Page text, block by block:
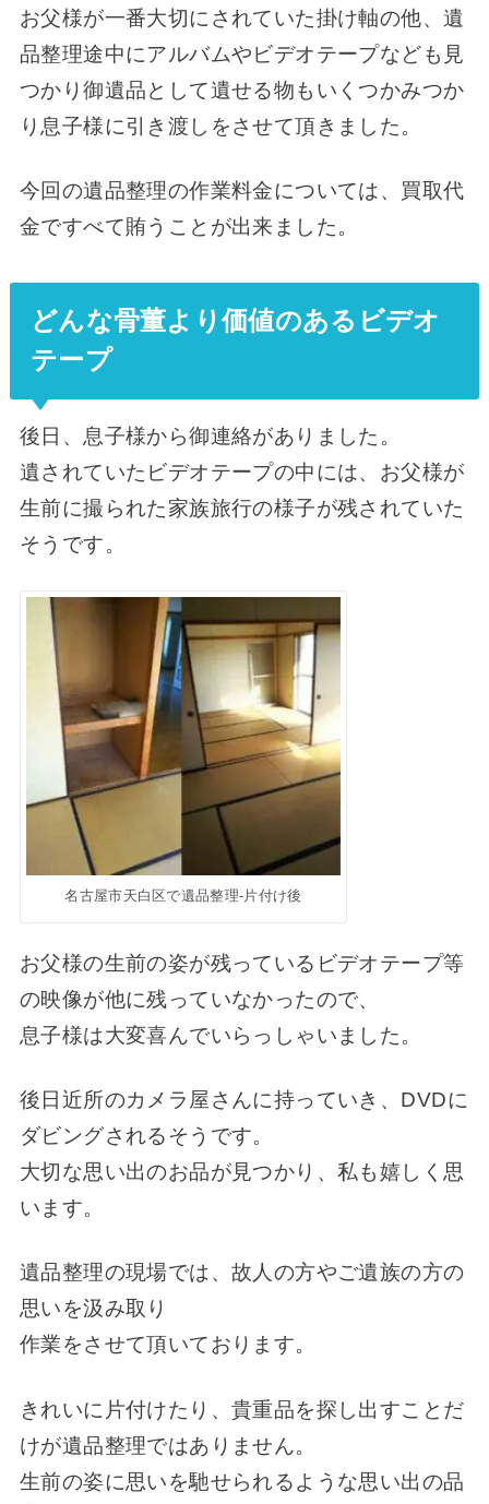
お父様が一番大切にされていた掛け軸の他、遺
品整理途中にアルバムやビデオテープなども見
つかり御遺品として遺せる物もいくつかみつか
り息子様に引き渡しをさせて頂きました。
今回の遺品整理の作業料金については、買取代
金ですべて賄うことが出来ました。
どんな骨董より価値のあるビデオ
テープ
後日、息子様から御連絡がありました。
遺されていたビデオテープの中には、お父様が
生前に撮られた家族旅行の様子が残されていた
そうです。
名古屋市天白区で遺品整理-片付け後
お父様の生前の姿が残っているビデオテープ等
の映像が他に残っていなかったので、
息子様は大変喜んでいらっしゃいました。
後日近所のカメラ屋さんに持っていき、DVDに
ダビングされるそうです。
大切な思い出のお品が見つかり、私も嬉しく思
います。
遺品整理の現場では、故人の方やご遺族の方の
思いを汲み取り
作業をさせて頂いております。
きれいに片付けたり、貴重品を探し出すことだ
けが遺品整理ではありません。
生前の姿に思いを馳せられるような思い出の品